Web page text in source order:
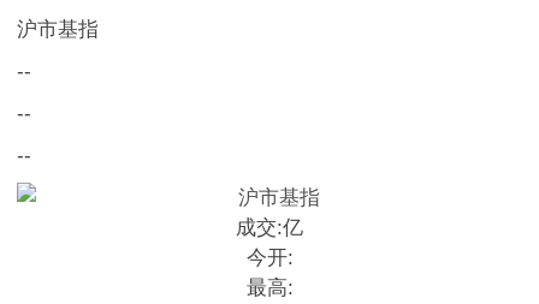
沪市基指
--
--
--
成交:亿
今开:
最高: